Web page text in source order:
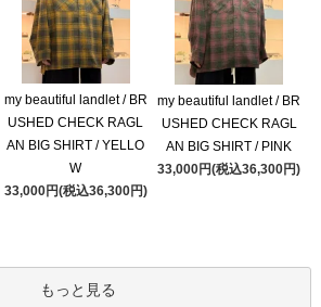
my beautiful landlet / BR
USHED CHECK RAGL
AN BIG SHIRT / YELLO
W
33,000円(税込36,300円)
my beautiful landlet / BR
USHED CHECK RAGL
AN BIG SHIRT / PINK
33,000円(税込36,300円)
もっと見る